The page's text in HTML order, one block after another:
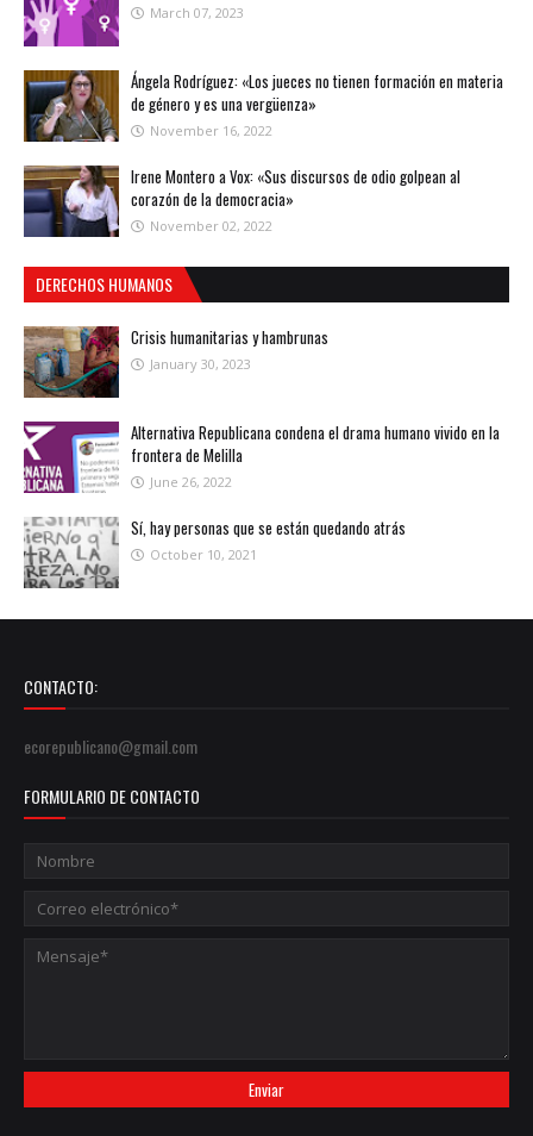
March 07, 2023
Ángela Rodríguez: «Los jueces no tienen formación en materia
de género y es una vergüenza»
November 16, 2022
Irene Montero a Vox: «Sus discursos de odio golpean al
corazón de la democracia»
November 02, 2022
DERECHOS HUMANOS
Crisis humanitarias y hambrunas
January 30, 2023
Alternativa Republicana condena el drama humano vivido en la
frontera de Melilla
June 26, 2022
Sí, hay personas que se están quedando atrás
October 10, 2021
CONTACTO:
ecorepublicano@gmail.com
FORMULARIO DE CONTACTO